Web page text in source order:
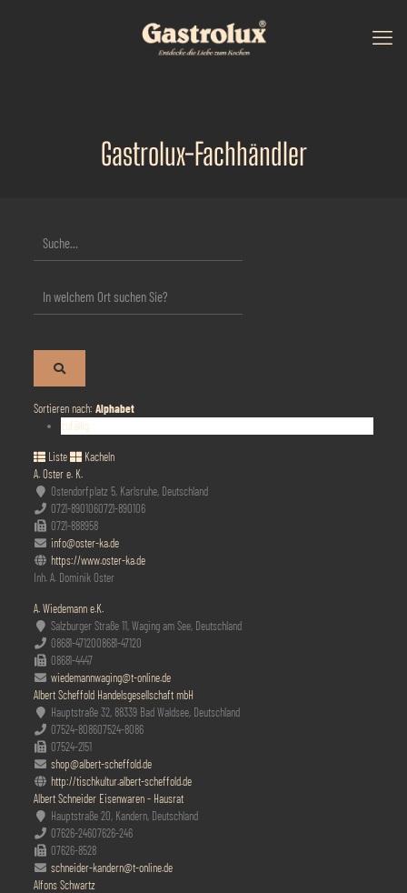
Gastrolux-Fachhändler
Sortieren nach: Alphabet
zufällig
Liste
Kacheln
A. Oster e. K.
Ostendorfplatz 5, Karlsruhe, Deutschland
0721-8901060721-890106
0721-888958
info@oster-ka.de
https://www.oster-ka.de
Inh. A. Dominik Oster
A. Wiedemann e.K.
Salzburger Straße 11, Waging am See, Deutschland
08681-4712008681-47120
08681-4447
wiedemannwaging@t-online.de
Albert Scheffold Handelsgesellschaft mbH
Hauptstraße 32, 88339 Bad Waldsee, Deutschland
07524-808607524-8086
07524-2151
shop@albert-scheffold.de
http://tischkultur.albert-scheffold.de
Albert Schneider Eisenwaren - Hausrat
Hauptstraße 20, Kandern, Deutschland
07626-24607626-246
07626-8528
schneider-kandern@t-online.de
Alfons Schwartz